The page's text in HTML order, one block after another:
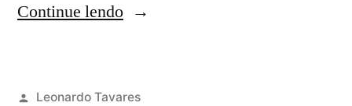
Continue lendo
Leonardo Tavares